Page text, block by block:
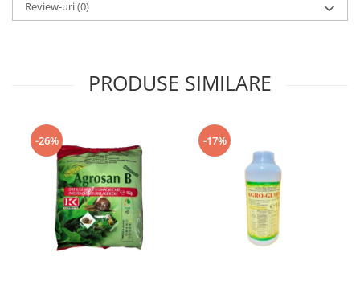
Review-uri(0)
PRODUSE SIMILARE
-26% -17%